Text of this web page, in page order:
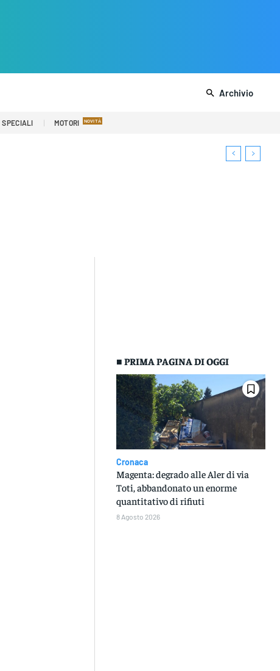
Archivio
SPECIALI MOTORI
■ PRIMA PAGINA DI OGGI
Cronaca
Magenta: degrado alle Aler di via
Toti, abbandonato un enorme
quantitativo di rifiuti
8 Agosto 2026